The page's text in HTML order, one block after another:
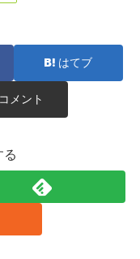
はてブ
コメント
る